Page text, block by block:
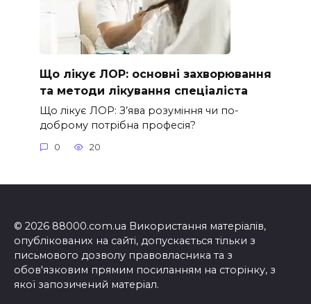
Що лікує ЛОР: основні захворювання
та методи лікування спеціаліста
Що лікує ЛОР: З’ява розуміння чи по-
доброму потрібна професія?
0 20
© 2026 88000.com.ua Використання матеріалів,
опублікованих на сайті, допускається тільки з
письмового дозволу правовласника та з
обов'язковим прямим посиланням на сторінку, з
якої запозичений матеріал.